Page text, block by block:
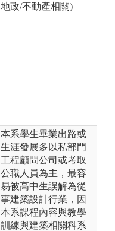
地政/不動產相關)
本系學生畢業出路或
生涯發展多以私部門
工程顧問公司或考取
公職人員為主，最容
易被高中生誤解為從
事建築設計行業，因
本系課程內容與教學
訓練與建築相關科系